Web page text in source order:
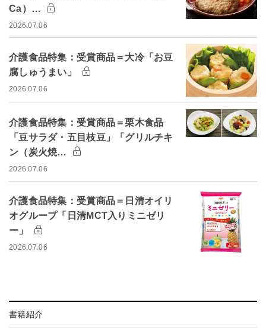
Ca）…
2026.07.06
介護食品特集：受賞商品＝大冷「お豆
腐しゅうまい」
2026.07.06
介護食品特集：受賞商品＝栗木食品
「豆サラダ・五目枝豆」「グリルチキ
ン（炭火焼…
2026.07.06
介護食品特集：受賞商品＝日清オイリ
オグループ「日清MCT入りミニゼリ
ー」
2026.07.06
書籍紹介